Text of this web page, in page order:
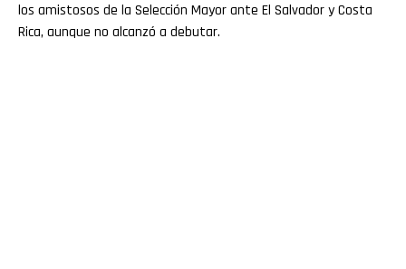
los amistosos de la Selección Mayor ante El Salvador y Costa
Rica, aunque no alcanzó a debutar.